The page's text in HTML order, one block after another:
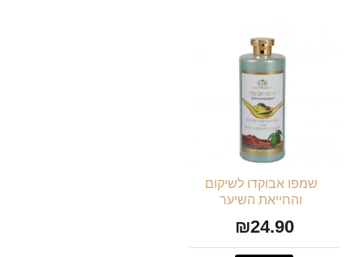
שמפו אבוקדו לשיקום
והחייאת השיער
₪24.90